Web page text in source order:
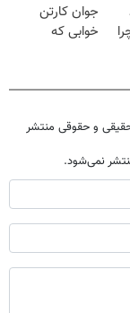
جوان کارتن
خوابی که
و حقوقی منتشر
نمی‌شود.